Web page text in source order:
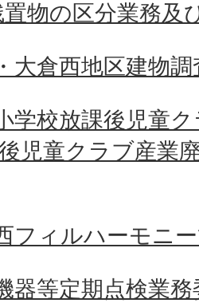
物の区分業務及
大倉西地区建物
学校放課後児童
児童クラブ産業
フィルハーモニ
器等定期点検業務